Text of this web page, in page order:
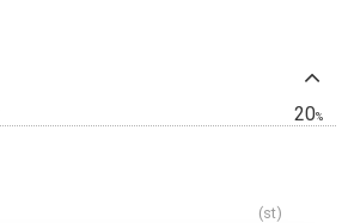
20%
st